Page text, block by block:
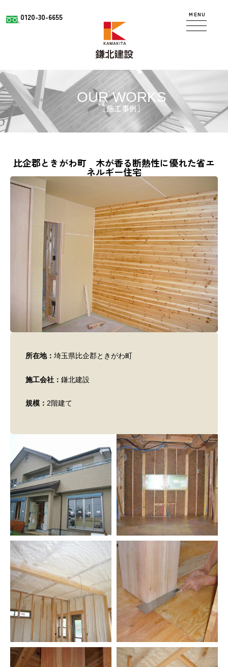
0120-30-6655 MENU
OUR WORKS
［施工事例］
比企郡ときがわ町 木が香る断熱性に優れた省エ
ネルギー住宅
所在地： 埼玉県比企郡ときがわ町
施工会社： 鎌北建設
規模： 2階建て